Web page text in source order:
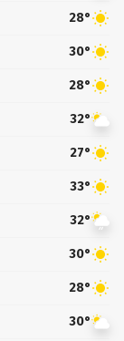
28°
30°
28°
32°
27°
33°
32°
30°
28°
30°